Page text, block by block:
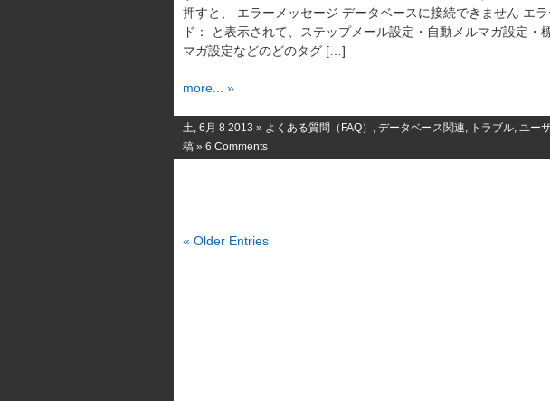
押すと、 エラーメッセージ データベースに接続できません エ
ド： と表示されて、ステップメール設定・自動メルマガ設定・
マガ設定などのどのタグ […]
more... »
土, 6月 8 2013 » よくある質問（FAQ） , データベース関連, トラブル, ユー
稿 » 6 Comments
« Older Entries